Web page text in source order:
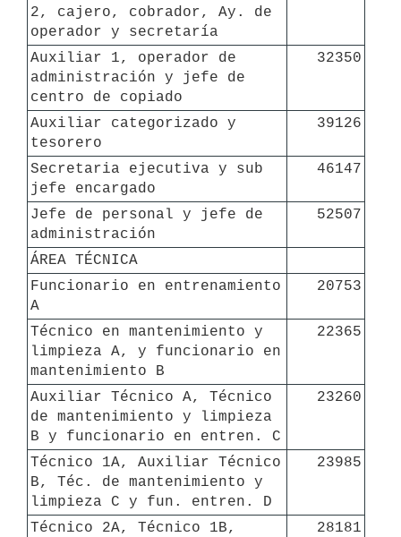
2, cajero, cobrador, Ay. de
operador y secretaría
Auxiliar 1, operador de
administración y jefe de
centro de copiado
32350
Auxiliar categorizado y
tesorero
39126
Secretaria ejecutiva y sub
jefe encargado
46147
Jefe de personal y jefe de
administración
52507
ÁREA TÉCNICA
Funcionario en entrenamiento
A
20753
Técnico en mantenimiento y
limpieza A, y funcionario en
mantenimiento B
22365
Auxiliar Técnico A, Técnico
de mantenimiento y limpieza
B y funcionario en entren. C
23260
Técnico 1A, Auxiliar Técnico
B, Téc. de mantenimiento y
limpieza C y fun. entren. D
23985
Técnico 2A, Técnico 1B,
28181